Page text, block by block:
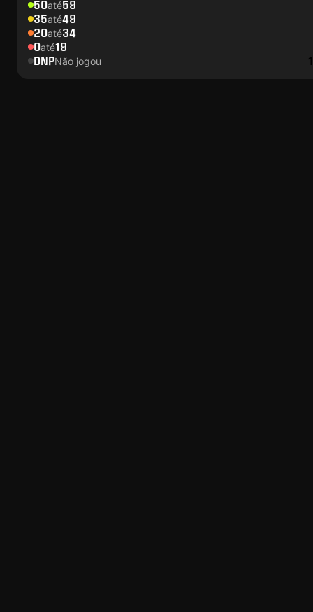
50até59
35até49
20até34
0até19
DNPNão jogou